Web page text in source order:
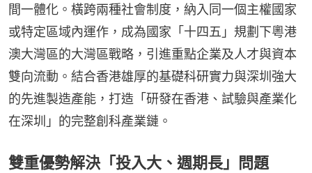
間一體化。橫跨兩種社會制度，納入同一個主權國家
或特定區域內運作，成為國家「十四五」規劃下粵港
澳大灣區的大灣區戰略，引進重點企業及人才與資本
雙向流動。結合香港雄厚的基礎科研實力與深圳強大
的先進製造產能，打造「研發在香港、試驗與產業化
在深圳」的完整創科產業鏈。
⁠雙重優勢解決「投入大、週期長」問題